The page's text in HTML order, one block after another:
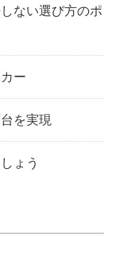
ない選び方のポ
ー
を実現
ょう